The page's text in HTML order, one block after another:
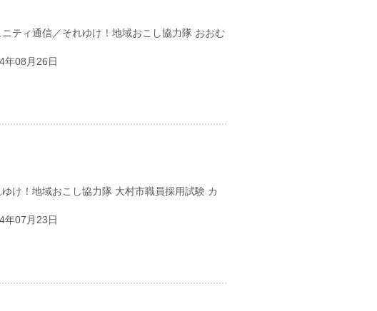
ティ通信／それゆけ！地域おこし協力隊 おおむ
年08月26日
け！地域おこし協力隊 大村市職員採用試験 カ
年07月23日